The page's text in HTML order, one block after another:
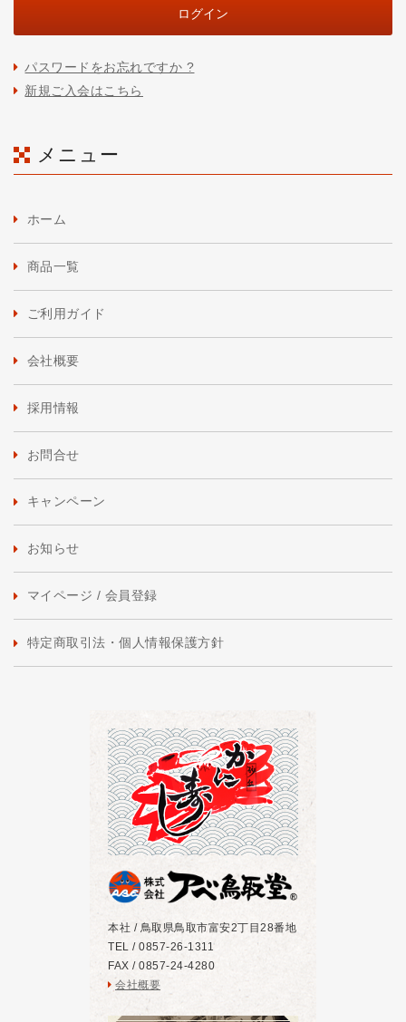
パスワードをお忘れですか ?
新規ご入会はこちら
メニュー
ホーム
商品一覧
ご利用ガイド
会社概要
採用情報
お問合せ
キャンペーン
お知らせ
マイページ / 会員登録
特定商取引法・個人情報保護方針
本社 / 鳥取県鳥取市富安2丁目28番地
TEL / 0857-26-1311
FAX / 0857-24-4280
会社概要